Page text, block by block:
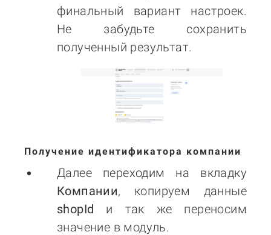
финальный вариант настроек.
Не забудьте сохранить
полученный результат.
Получение идентификатора компании
Далее переходим на вкладку
Компании, копируем данные
shopId и так же переносим
значение в модуль.